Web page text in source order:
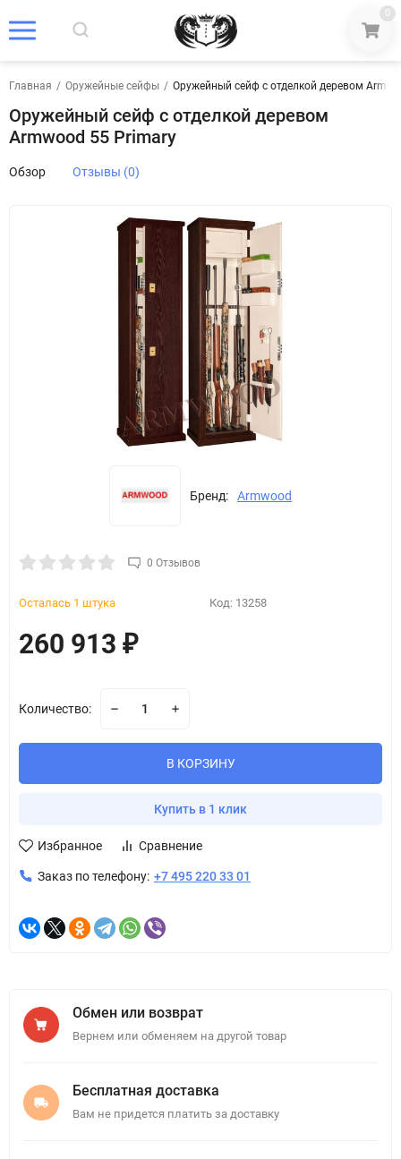
0
Главная / Оружейные сейфы / Оружейный сейф с отделкой деревом
Оружейный сейф с отделкой деревом
Armwood 55 Primary
Обзор Отзывы (0)
Бренд: Armwood
0 Отзывов
Осталась 1 штука Код: 13258
260 913 ₽
Количество:
В КОРЗИНУ
Купить в 1 клик
Избранное Сравнение
Заказ по телефону: +7 495 220 33 01
Обмен или возврат
Вернем или обменяем на другой товар
Бесплатная доставка
Вам не придется платить за доставку